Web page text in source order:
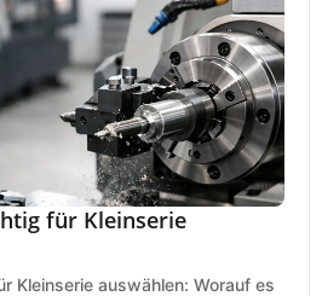
für Kleinserie
Kleinserie auswählen: Worauf es